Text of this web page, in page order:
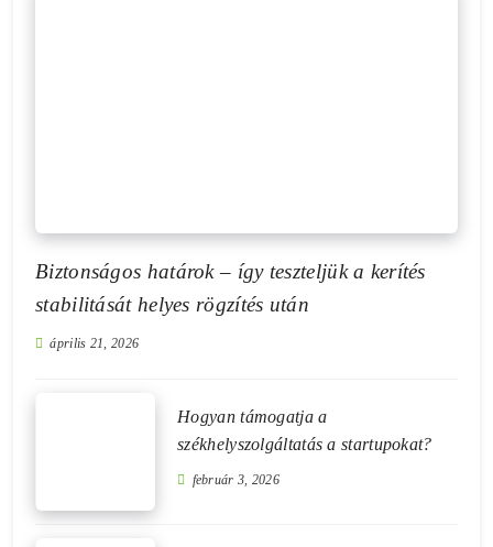
Biztonságos határok – így teszteljük a kerítés
stabilitását helyes rögzítés után
április 21, 2026
Hogyan támogatja a
székhelyszolgáltatás a startupokat?
február 3, 2026